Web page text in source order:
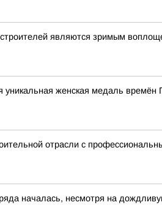
являются зримым
уникальная женская медаль
отрасли с
началась, несмотря на